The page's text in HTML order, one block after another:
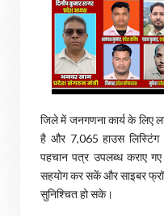
जिले में जनगणना कार्य के लिए
है और 7,065 हाउस लिस्टिंग
पहचान पत्र उपलब्ध कराए
सहयोग कर सकें और साइबर
सुनिश्चित हो सके।